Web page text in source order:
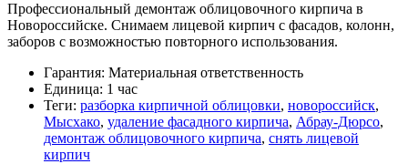
Профессиональный демонтаж облицовочного кирпича в
Новороссийске. Снимаем лицевой кирпич с фасадов, колонн,
заборов с возможностью повторного использования.
Гарантия: Материальная ответственность
Единица: 1 час
Теги: разборка кирпичной облицовки, новороссийск,
Мысхако, удаление фасадного кирпича, Абрау-Дюрсо,
демонтаж облицовочного кирпича, снять лицевой
кирпич